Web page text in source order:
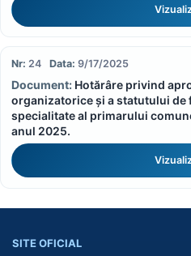
24 9/17/2025
Hotărâre privind
organizatorice și a statutului
specialitate al primarului
anul 2025.
SITE OFICIAL